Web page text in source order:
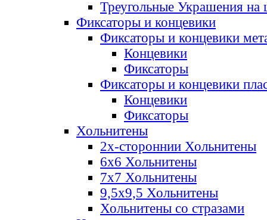
Треугольные Украшения на
Фиксаторы и концевики
Фиксаторы и концевики
Концевики
Фиксаторы
Фиксаторы и концевики
Концевики
Фиксаторы
Хольнитены
2х-стороннии Хольнитены
6х6 Хольнитены
7х7 Хольнитены
9,5х9,5 Хольнитены
Хольнитены со стразами